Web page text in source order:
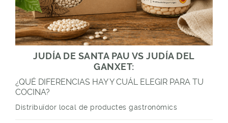
JUDÍA DE SANTA PAU VS JUDÍA DEL
GANXET:
¿QUÉ DIFERENCIAS HAY Y CUÁL ELEGIR PARA TU
COCINA?
Distribuïdor local de productes gastronòmics